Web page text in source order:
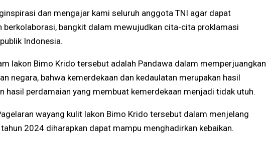
dan mengajar kami seluruh anggota TNI agar dapat
berkolaborasi, bangkit dalam mewujudkan cita-cita proklamasi
Indonesia.
lakon Bimo Krido tersebut adalah Pandawa dalam memperjuangkan
negara, bahwa kemerdekaan dan kedaulatan merupakan hasil
hasil perdamaian yang membuat kemerdekaan menjadi tidak utuh.
wayang kulit lakon Bimo Krido tersebut dalam menjelang
2024 diharapkan dapat mampu menghadirkan kebaikan.